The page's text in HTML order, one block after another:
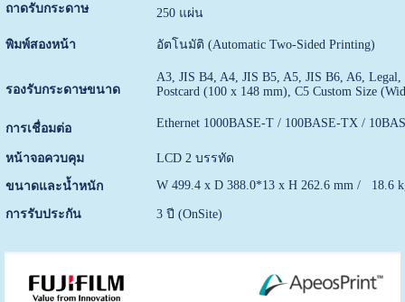
ถาดรับกระดาษ 250 แผ่น
พิมพ์สองหน้า อัตโนมัติ (Automatic Two-Sided Printing)
รองรับกระดาษขนาด
A3, JIS B4, A4, JIS B5, A5, JIS B6, A6,
Postcard (100 x 148 mm), C5 Custom Size
การเชื่อมต่อ Ethernet 1000BASE-T / 100BASE-TX /
หน้าจอควบคุม LCD 2 บรรทัด
ขนาดและน้ำหนัก W 499.4 x D 388.0*13 x H 262.6 mm / 18.6
การรับประกัน 3 ปี (OnSite)